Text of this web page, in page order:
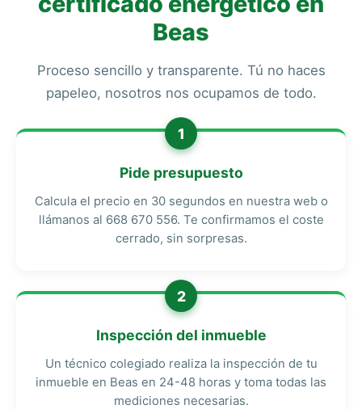
Beas
Proceso sencillo y transparente. Tú no haces
papeleo, nosotros nos ocupamos de todo.
1
Pide presupuesto
Calcula el precio en 30 segundos en nuestra web o
llámanos al 668 670 556. Te confirmamos el coste
cerrado, sin sorpresas.
2
Inspección del inmueble
Un técnico colegiado realiza la inspección de tu
inmueble en Beas en 24-48 horas y toma todas las
mediciones necesarias.